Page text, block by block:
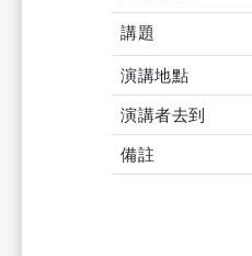
講題
演講地點
演講者去到
備註